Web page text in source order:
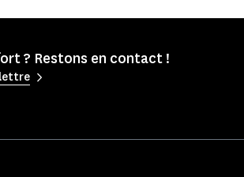
? Restons en contact !